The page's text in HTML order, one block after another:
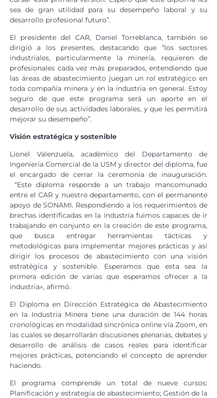
sea de gran utilidad para su desempeño laboral y su
desarrollo profesional futuro”.
El presidente del CAR, Daniel Torreblanca, también se
dirigió a los presentes, destacando que “los sectores
industriales, particularmente la minería, requieren de
profesionales cada vez más preparados, entendiendo que
las áreas de abastecimiento juegan un rol estratégico en
toda compañía minera y en la industria en general. Estoy
seguro de que este programa será un aporte en el
desarrollo de sus actividades laborales, y que les permitirá
mejorar su desempeño”.
Visión estratégica y sostenible
Lionel Valenzuela, académico del Departamento de
Ingeniería Comercial de la USM y director del diploma, fue
el encargado de cerrar la ceremonia de inauguración.
“Este diploma responde a un trabajo mancomunado
entre el CAR y nuestro departamento, con el permanente
apoyo de SONAMI. Respondiendo a los requerimientos de
brechas identificadas en la industria fuimos capaces de ir
trabajando en conjunto en la creación de este programa,
que busca entregar herramientas tácticas y
metodológicas para implementar mejores prácticas y así
dirigir los procesos de abastecimiento con una visión
estratégica y sostenible. Esperamos que esta sea la
primera edición de varias que esperamos ofrecer a la
industria», afirmó.
El Diploma en Dirección Estratégica de Abastecimiento
en la Industria Minera tiene una duración de 144 horas
cronológicas en modalidad sincrónica online vía Zoom, en
las cuales se desarrollarán discusiones plenarias, debates y
desarrollo de análisis de casos reales para identificar
mejores prácticas, potenciando el concepto de aprender
haciendo.
El programa comprende un total de nueve cursos:
Planificación y estrategia de abastecimiento; Gestión de la